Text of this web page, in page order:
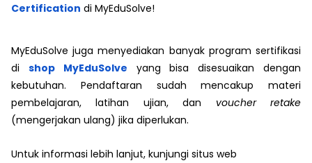
Certification di MyEduSolve!
MyEduSolve juga menyediakan banyak program sertifikasi
di shop MyEduSolve yang bisa disesuaikan dengan
kebutuhan. Pendaftaran sudah mencakup materi
pembelajaran, latihan ujian, dan voucher retake
(mengerjakan ulang) jika diperlukan.
Untuk informasi lebih lanjut, kunjungi situs web